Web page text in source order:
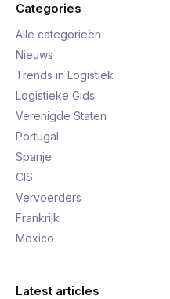
Categories
Alle categorieën
Nieuws
Trends in Logistiek
Logistieke Gids
Verenigde Staten
Portugal
Spanje
CIS
Vervoerders
Frankrijk
Mexico
Latest articles